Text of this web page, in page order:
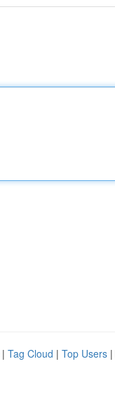
| Tag Cloud | Top Users